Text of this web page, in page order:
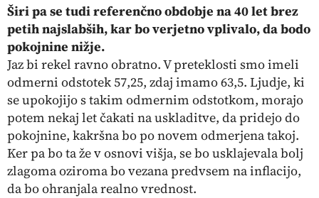
Širi pa se tudi referenčno obdobje na 40 let brez
petih najslabših, kar bo verjetno vplivalo, da bodo
pokojnine nižje.
Jaz bi rekel ravno obratno. V preteklosti smo imeli
odmerni odstotek 57,25, zdaj imamo 63,5. Ljudje, ki
se upokojijo s takim odmernim odstotkom, morajo
potem nekaj let čakati na uskladitve, da pridejo do
pokojnine, kakršna bo po novem odmerjena takoj.
Ker pa bo ta že v osnovi višja, se bo usklajevala bolj
zlagoma oziroma bo vezana predvsem na inflacijo,
da bo ohranjala realno vrednost.